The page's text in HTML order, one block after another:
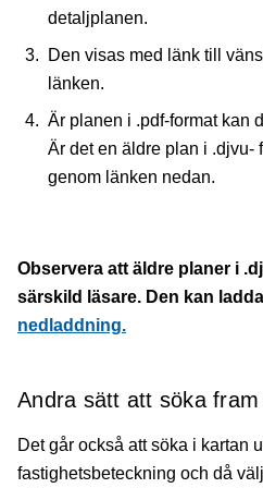
detaljplanen.
Den visas med länk till
länken.
Är planen i .pdf-format kan
Är det en äldre plan i .djvu-
genom länken nedan.
Observera att äldre planer i
särskild läsare. Den kan
nedladdning.
Andra sätt att söka
Det går också att söka i kartan
fastighetsbeteckning och då